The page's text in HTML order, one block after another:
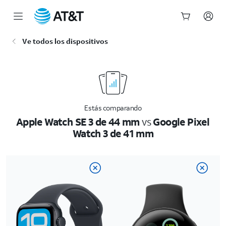
Ve todos los dispositivos
Estás comparando
Apple Watch SE 3 de 44 mmvsGoogle Pixel
Watch 3 de 41 mm